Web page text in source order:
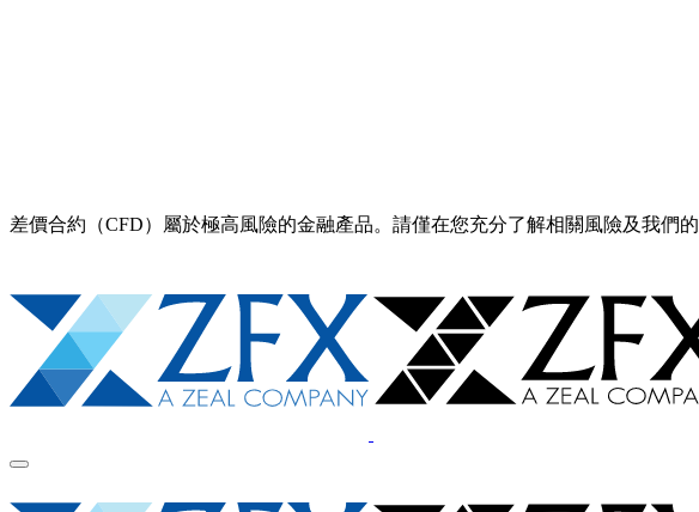
差價合約（CFD）屬於極高風險的金融產品。請僅在您充分了解相關風險及我們的